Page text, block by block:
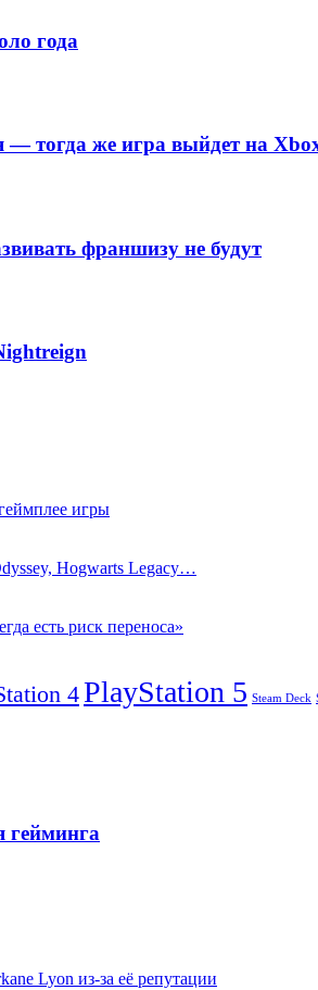
года
— тогда же игра выйдет на
франшизу не будут
игры
Hogwarts Legacy…
есть риск переноса»
4PlayStation 5 Steam Deck
гейминга
Lyon из-за её репутации